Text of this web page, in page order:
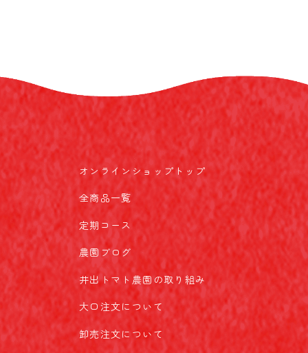
オンラインショップトップ
全商品一覧
定期コース
農園ブログ
井出トマト農園の取り組み
大口注文について
卸売注文について